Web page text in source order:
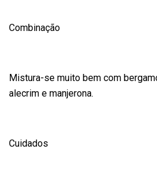
Combinação
Mistura-se muito bem com
alecrim e manjerona.
Cuidados